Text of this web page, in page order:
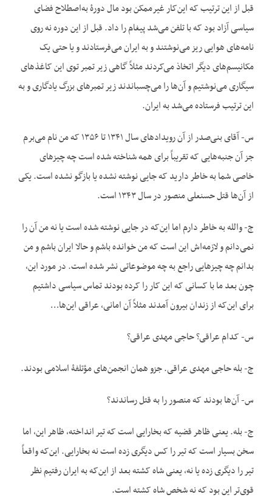
قبل از این ترتیب که این‌کار غیرممکن بود مال دورۀ به‌اصطلاح فضای
سیاسی آزاد بود که با تلفن می‌شد پیغام را داد. قبل از این دوره نه روی
نامه‌های هوایی ریز می‌نوشتند و به ایران می‌فرستادند و یا حتی یک
مکانیسم‌های دیگر اتخاذ می‌کردند مثلاً گاهی زیر تمبر توی این کاغذهای
سیگاری می‌نوشتیم و آن‌ها را می‌چسباندند زیر تمبرهای بزرگ یادگاری و به
این ترتیب فرستاده می‌شد به ایران.
س- آقای بنی‌صدر از آن رویدادهای سال ۱۳۴۱ تا ۱۳۵۶ که من نام می‌برم
جز آن جنبه‌هایی که تقریباً برای همه شناخته شده است چه چیزهای
خاصی شما به خاطر دارید که جایی نوشته نشده یا بازگو نشده است. یکی
از آن‌ها قتل حسنعلی منصور در سال ۱۳۴۳ است.
ج- والله به خاطر دارم اما این‌که در جایی نوشته شده است یا نه من آن را
نمی‌دانم و لازمه‌اش این است که من خوانده باشم و حالا ایران باشم و من
بدانم چه چیزهایی راجع به چه موضوعاتی نشر شده است. در مورد این،
چون بعد ما با کسانی که این کار را کرده بودند تماس سیاسی داشتیم
برای این‌که از زندان بیرون آمدند مثلاً آن امانی، عراقی این‌ها…
س- کدام عراقی؟ حاجی مهدی عراقی؟
ج- بله حاجی مهدی عراقی. جزو همان انجمن‌های مؤتلفۀ اسلامی بودند.
س- آن‌ها بودند که منصور را به قتل رساندند؟
ج- بله. یعنی ظاهر قضیه که بخارایی است که تیر انداخته، ظاهر این، اما
سخن بسیار است که تیر را کس دیگری زده است نه بخارایی. این‌که واقعاً
تیر را دیگری زده یا نه، یعنی شاه کشته بعد از این‌که به ایران رفتیم نظر
قوی‌تر این بود که نه شخص شاه کشته است.